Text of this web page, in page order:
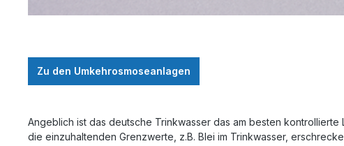
Zu den Umkehrosmoseanlagen
Angeblich ist das deutsche Trinkwasser das am besten
die einzuhaltenden Grenzwerte, z.B. Blei im Trinkwasser,